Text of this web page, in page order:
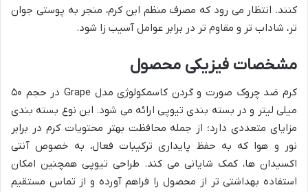
کنند. انتظار می رود که مصرف منظم این کرم، منجر به پوستی جوان
تر، شاداب تر و مقاوم تر در برابر عوامل آسیب زا شود.
مشخصات فیزیکی محصول
کرم ضد چروک صورت و گردن کاسمکولوژی مدل Grape در حجم ۵۰
میلی لیتر و در بسته بندی تیوپی ارائه می شود. این نوع بسته بندی
مزایای متعددی دارد؛ از جمله محافظت بهتر محتویات کرم در برابر
نور و هوا که به حفظ پایداری ترکیبات فعال، به خصوص آنتی
اکسیدان ها، کمک شایانی می کند. طراحی تیوپی همچنین امکان
استفاده بهداشتی تر از محصول را فراهم آورده و از تماس مستقیم